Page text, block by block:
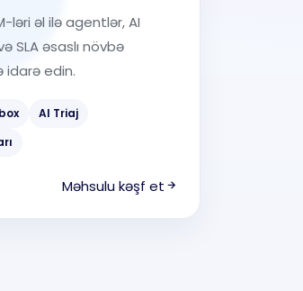
ləri əl ilə agentlər, AI
SLA əsaslı növbə
idarə edin.
AI Triaj
Məhsulu kəşf et